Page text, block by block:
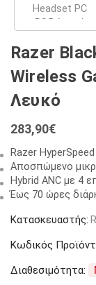
Razer
Wireless
Λευκό
283,90€
Razer
Αποσπώμενο
Hybrid ANC με 4
Έως 70 ώρες
Κατασκευαστής:
Κωδικός
Διαθεσιμότητα: